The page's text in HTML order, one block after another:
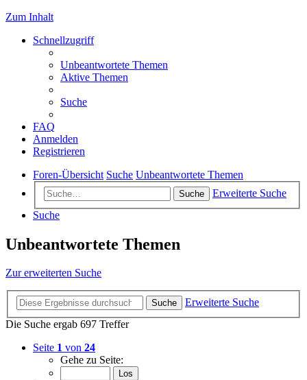
Zum Inhalt
Schnellzugriff
Unbeantwortete Themen
Aktive Themen
Suche
FAQ
Anmelden
Registrieren
Foren-Übersicht Suche Unbeantwortete Themen
Suche
Erweiterte Suche
Suche
Unbeantwortete Themen
Zur erweiterten Suche
Suche
Erweiterte Suche
Die Suche ergab 697 Treffer
Seite 1 von 24
Gehe zu Seite: